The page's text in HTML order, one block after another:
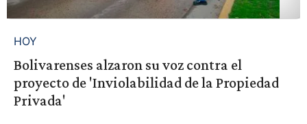
HOY
Bolivarenses alzaron su voz contra el
proyecto de 'Inviolabilidad de la Propiedad
Privada'